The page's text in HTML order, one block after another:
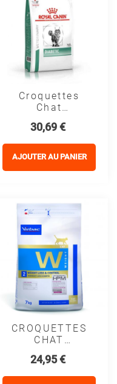
Croquettes
Chat
CAT DIABETIC
- Royal Canin
Prix
30,69 €
AJOUTER AU PANIER
CROQUETTES
CHAT
HPM CAT W2
WEIGHT
Prix
24,95 €